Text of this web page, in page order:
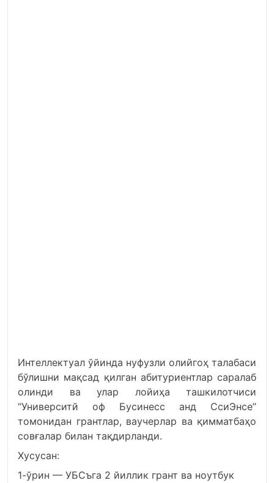
Интеллектуал ўйинда нуфузли олийгоҳ талабаси
бўлишни мақсад қилган абитуриентлар саралаб
олинди ва улар лойиҳа ташкилотчиси
“Университй оф Бусинесс анд СcиЭнcе”
томонидан грантлар, ваучерлар ва қимматбаҳо
совғалар билан тақдирланди.
Хусусан:
1-ўрин — УБСъга 2 йиллик грант ва ноутбук